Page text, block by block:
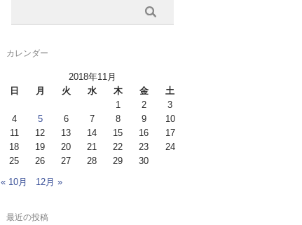
カレンダー
2018年11月
日
月 火 水 木 金
土
1
2
3
4
5 6 7 8 9
10
11
12 13 14 15 16
17
18
19 20 21 22 23
24
25
26 27 28 29
30
« 10月
12月 »
最近の投稿